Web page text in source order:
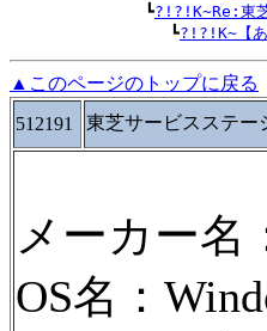
┗?!?!K~Re:東
┗?!?!K~【
▲このページのトップに戻る
512191
東芝サービスステー
メーカー名
OS名：